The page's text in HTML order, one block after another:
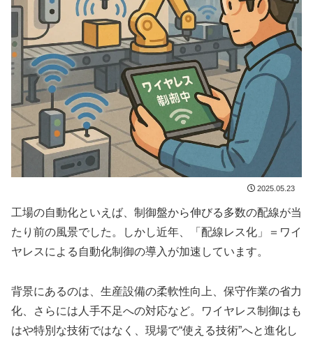
2025.05.23
工場の自動化といえば、制御盤から伸びる多数の配線が当
たり前の風景でした。しかし近年、「配線レス化」＝ワイ
ヤレスによる自動化制御の導入が加速しています。
背景にあるのは、生産設備の柔軟性向上、保守作業の省力
化、さらには人手不足への対応など。ワイヤレス制御はも
はや特別な技術ではなく、現場で“使える技術”へと進化し